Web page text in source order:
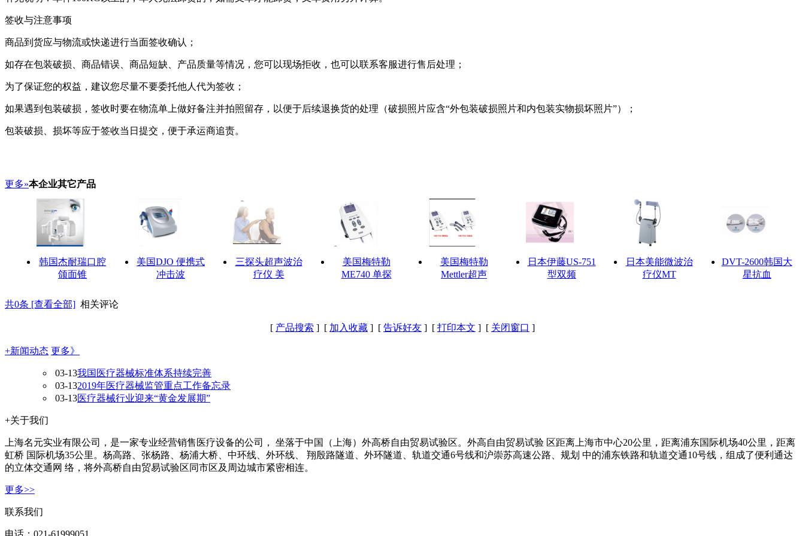
签收与注意事项
商品到货应与物流或快递进行当面签收确认；
如存在包装破损、商品错误、商品短缺、产品质量等情况，您可以现场拒收，也可以联系客服进行售后处理；
为了保证您的权益，建议您尽量不要委托他人代为签收；
如果遇到包装破损，签收时要在物流单上做好备注并拍照留存，以便于后续退换货的处理（破损照片应含“外包装破损照片和内包装实物损坏照片”）；
包装破损、损坏等应于签收当日提交，便于承运商追责。
更多»本企业其它产品
韩国杰耐瑞口腔
颌面锥
美国DJO 便携式
冲击波
三探头超声波治
疗仪 美
美国梅特勒
ME740 单探
美国梅特勒
Mettler超声
日本伊藤US-751
型双频
日本美能微波治
疗仪MT
DVT-2600韩国大
星抗血
共0条 [查看全部] 相关评论
[ 产品搜索 ] [ 加入收藏 ] [ 告诉好友 ] [ 打印本文 ] [ 关闭窗口 ]
+新闻动态 更多》
03-13我国医疗器械标准体系持续完善
03-132019年医疗器械监管重点工作备忘录
03-13医疗器械行业迎来“黄金发展期”
+关于我们
上海名元实业有限公司，是一家专业经营销售医疗设备的公司， 坐落于中国（上海）外高桥自由贸易试验区。外高自由贸易试验 区距离上海市中心20公里，距离浦东国际机场40公里，距离
虹桥 国际机场35公里。杨高路、张杨路、杨浦大桥、中环线、外环线、 翔殷路隧道、外环隧道、轨道交通6号线和沪崇苏高速公路、规划 中的浦东铁路和轨道交通10号线，组成了便利通达
的立体交通网 络，将外高桥自由贸易试验区同市区及周边城市紧密相连。
更多>>
联系我们
电话：021-61999051